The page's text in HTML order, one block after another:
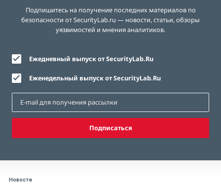
Подпишитесь на получение последних материалов по
безопасности от SecurityLab.ru — новости, статьи, обзоры
уязвимостей и мнения аналитиков.
Ежедневный выпуск от SecurityLab.Ru
Еженедельный выпуск от SecurityLab.Ru
Подписаться
Новости